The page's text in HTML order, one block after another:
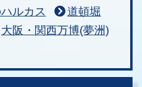
ルカス
道頓堀
大阪・関西万博(夢洲)